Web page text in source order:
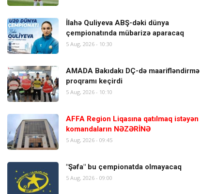
İlahə Quliyeva ABŞ-dəki dünya
çempionatında mübarizə aparacaq
5 Aug, 2026 - 10:30
AMADA Bakıdakı DÇ-də maarifləndirmə
proqramı keçirdi
5 Aug, 2026 - 10:10
AFFA Region Liqasına qatılmaq istəyən
komandaların NƏZƏRİNƏ
5 Aug, 2026 - 09:45
"Şəfa" bu çempionatda olmayacaq
5 Aug, 2026 - 09:00